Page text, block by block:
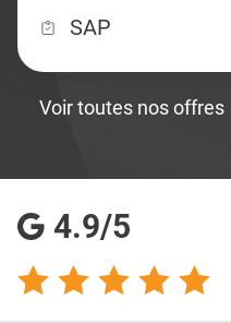
SAP
Voir toutes nos offres
4.9/5